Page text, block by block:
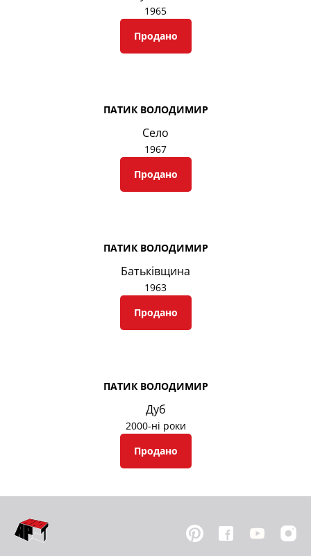
1965
Продано
ПАТИК ВОЛОДИМИР
Село
1967
Продано
ПАТИК ВОЛОДИМИР
Батьківщина
1963
Продано
ПАТИК ВОЛОДИМИР
Дуб
2000-ні роки
Продано